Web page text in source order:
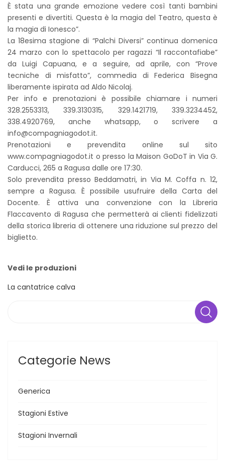
È stata una grande emozione vedere così tanti bambini
presenti e divertiti. Questa è la magia del Teatro, questa è
la magia di Ionesco”.
La 18esima stagione di “Palchi Diversi” continua domenica
24 marzo con lo spettacolo per ragazzi “Il raccontafiabe”
da Luigi Capuana, e a seguire, ad aprile, con “Prove
tecniche di misfatto”, commedia di Federica Bisegna
liberamente ispirata ad Aldo Nicolaj.
Per info e prenotazioni è possibile chiamare i numeri
328.2553313, 339.3130315, 329.1421719, 339.3234452,
338.4920769, anche whatsapp, o scrivere a
info@compagniagodot.it.
Prenotazioni e prevendita online sul sito
www.compagniagodot.it o presso la Maison GoDoT in Via G.
Carducci, 265 a Ragusa dalle ore 17:30.
Solo prevendita presso Beddamatri, in Via M. Coffa n. 12,
sempre a Ragusa. È possibile usufruire della Carta del
Docente. È attiva una convenzione con la Libreria
Flaccavento di Ragusa che permetterà ai clienti fidelizzati
della storica libreria di ottenere una riduzione sul prezzo del
biglietto.
Vedi le produzioni
La cantatrice calva
Categorie News
Generica
Stagioni Estive
Stagioni Invernali